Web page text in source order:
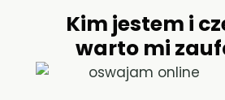
Kim jestem i
warto mi